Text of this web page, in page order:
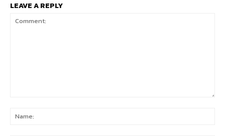
LEAVE A REPLY